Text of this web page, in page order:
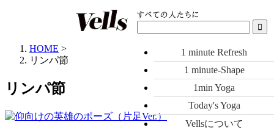
1 minute Refresh
1 minute-Shape
1min Yoga
Today's Yoga
Vellsについて
HOME >
リンパ節
リンパ節